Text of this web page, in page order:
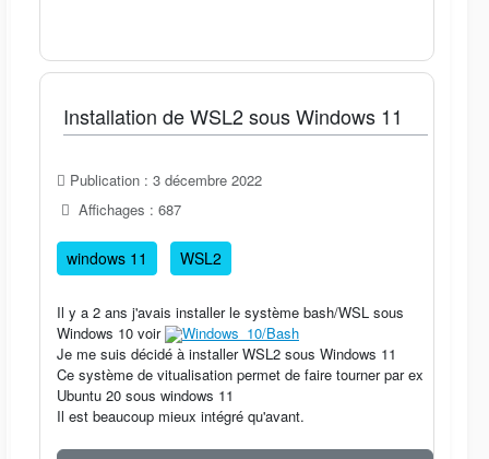
Installation de WSL2 sous Windows 11
Publication : 3 décembre 2022
Affichages : 687
windows 11 WSL2
Il y a 2 ans j'avais installer le système bash/WSL sous
Windows 10 voir
Windows_10/Bash
Je me suis décidé à installer WSL2 sous Windows 11
Ce système de vitualisation permet de faire tourner par ex
Ubuntu 20 sous windows 11
Il est beaucoup mieux intégré qu'avant.